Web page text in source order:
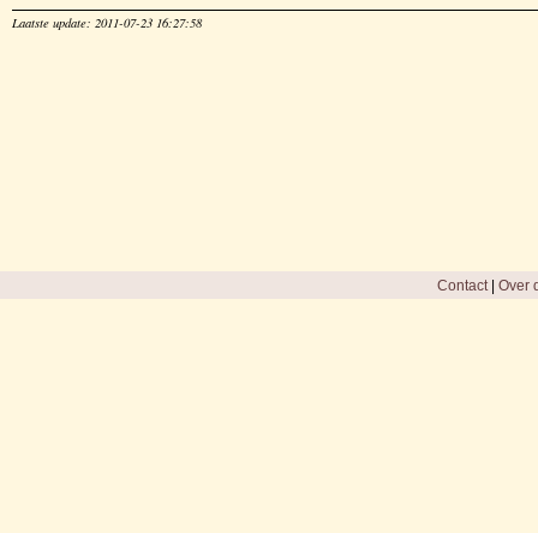
Laatste update: 2011-07-23 16:27:58
Contact| Over